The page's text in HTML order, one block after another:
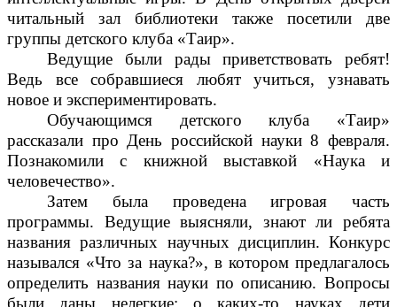
читальный зал библиотеки также посетили две
группы детского клуба «Таир».
Ведущие были рады приветствовать ребят!
Ведь все собравшиеся любят учиться, узнавать
новое и экспериментировать.
Обучающимся детского клуба «Таир»
рассказали про День российской науки 8 февраля.
Познакомили с книжной выставкой «Наука и
человечество».
Затем была проведена игровая часть
программы. Ведущие выясняли, знают ли ребята
названия различных научных дисциплин. Конкурс
назывался «Что за наука?», в котором предлагалось
определить названия науки по описанию. Вопросы
были даны нелегкие: о каких-то науках дети